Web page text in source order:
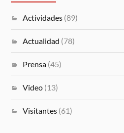
Actividades (89)
Actualidad (78)
Prensa (45)
Video (13)
Visitantes (61)